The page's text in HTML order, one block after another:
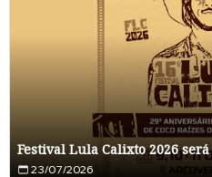
Festival Lula Calixto 2026
23/07/2026